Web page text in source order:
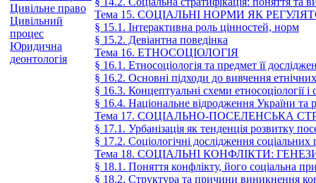
Цивільне право
Цивільний
процес
Юридична
деонтологія
Тема 15. СОЦІАЛЬНІ НОРМИ ЯК
§ 15.1. Інтерактивна роль цінностей, норм
§ 15.2. Девіантна поведінка
Тема 16. ЕТНОСОЦІОЛОГІЯ
§ 16.1. Етносоціологія та предмет її
§ 16.2. Основні підходи до вивчення
§ 16.3. Концептуальні схеми етносоціології і
§ 16.4. Національне відродження України та
Тема 17. СОЦІАЛЬНО-ПОСЕЛЕНСЬКА
§ 17.1. Урбанізація як тенденція розвитку
§ 17.2. Соціологічні дослідження
Тема 18. СОЦІАЛЬНІ КОНФЛІКТИ:
§ 18.1. Поняття конфлікту, його соціальна
§ 18.2. Структура та причини виникнення